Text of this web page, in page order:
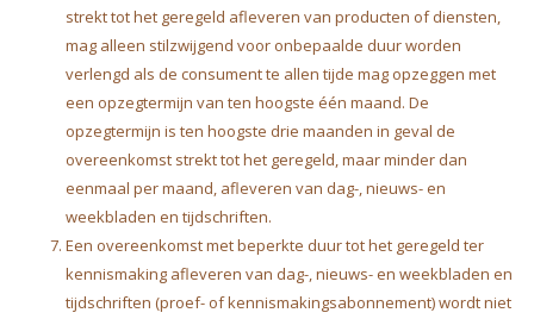
strekt tot het geregeld afleveren van producten of diensten,
mag alleen stilzwijgend voor onbepaalde duur worden
verlengd als de consument te allen tijde mag opzeggen met
een opzegtermijn van ten hoogste één maand. De
opzegtermijn is ten hoogste drie maanden in geval de
overeenkomst strekt tot het geregeld, maar minder dan
eenmaal per maand, afleveren van dag-, nieuws- en
weekbladen en tijdschriften.
Een overeenkomst met beperkte duur tot het geregeld ter
kennismaking afleveren van dag-, nieuws- en weekbladen en
tijdschriften (proef- of kennismakingsabonnement) wordt niet